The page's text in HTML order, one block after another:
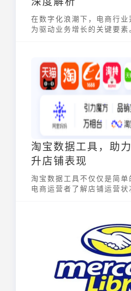
在数字化浪潮下，电商行
为驱动业务增长的关键要
分析数据的工具或系统。通
可以获取市场趋势、竞争对
为等关键信息，从而优化运
能力。有效地利用电商数据
企业在激烈的市场竞争中保
淘宝数据工具，助
升店铺表现
淘宝数据工具不仅仅是简
电商运营者了解店铺运营
铺表现，实现业绩增长。